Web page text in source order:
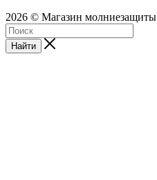
2026 © Магазин молниезащиты
Найти